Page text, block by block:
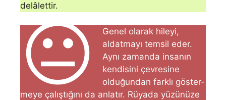
delâlettir.
😐
Genel olarak hileyi,
aldatmayı temsil eder.
Aynı za­manda insanın
kendisini çevresine
olduğundan farklı göster­
meye çalıştığını da anlatır. Rüyada yüzünüze